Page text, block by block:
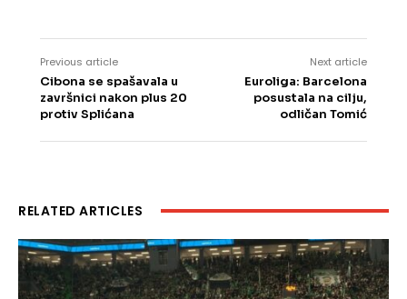
Previous article
Cibona se spašavala u
završnici nakon plus 20
protiv Splićana
Next article
Euroliga: Barcelona
posustala na cilju,
odličan Tomić
RELATED ARTICLES